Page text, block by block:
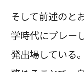
そして前述のと
学時代にプレー
発出場している